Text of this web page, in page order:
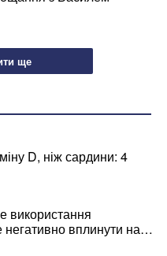
ще
D, ніж сардини: 4
використання
вплинути на